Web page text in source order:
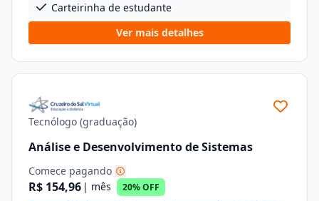
Carteirinha de estudante
Ver mais detalhes
Tecnólogo (graduação)
Análise e Desenvolvimento de Sistemas
Comece pagando
R$ 154,96 | mês 20% OFF